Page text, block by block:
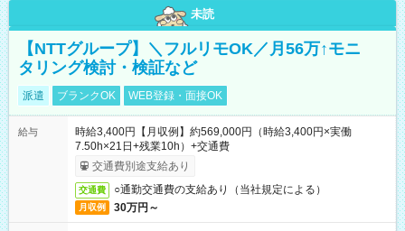
未読
【NTTグループ】＼フルリモOK／月56万↑モニ
タリング検討・検証など
派遣 ブランクOK WEB登録・面接OK
給与
時給3,400円【月収例】約569,000円（時給3,400円×実働
7.50h×21日+残業10h）+交通費
交通費別途支給あり
交通費 ○通勤交通費の支給あり（当社規定による）
月収例 30万円～